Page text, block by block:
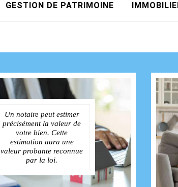
GESTION DE PATRIMOINE
Un notaire peut estimer
précisément la valeur de
votre bien. Cette
estimation aura une
valeur probante reconnue
par la loi.